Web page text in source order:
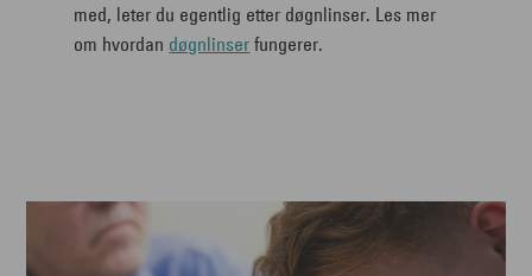
med, leter du egentlig etter døgnlinser. Les mer
om hvordan døgnlinser fungerer.